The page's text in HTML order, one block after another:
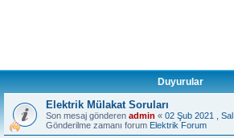
Duyurular
Elektrik Mülakat Soruları
Son mesaj gönderen admin « 02 Şub 2021 ,
Gönderilme zamanı forum Elektrik Forum